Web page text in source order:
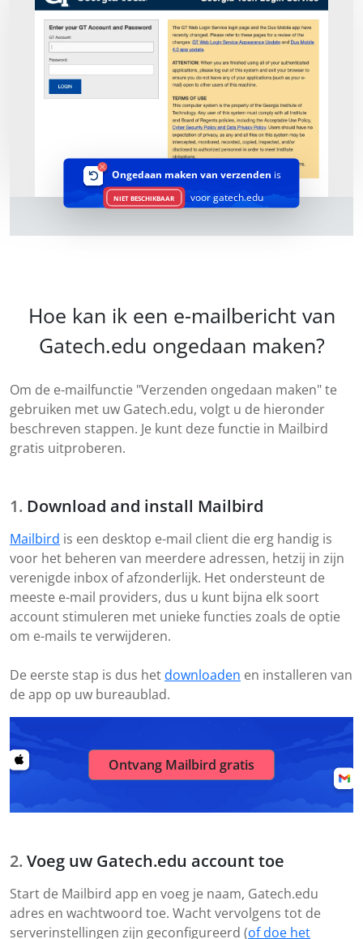
Ongedaan maken van verzenden is
NIET BESCHIKBAAR voor gatech.edu
Hoe kan ik een e-mailbericht van
Gatech.edu ongedaan maken?
Om de e-mailfunctie "Verzenden ongedaan maken" te
gebruiken met uw Gatech.edu, volgt u de hieronder
beschreven stappen. Je kunt deze functie in Mailbird
gratis uitproberen.
Download and install Mailbird
Mailbird is een desktop e-mail client die erg handig is
voor het beheren van meerdere adressen, hetzij in zijn
verenigde inbox of afzonderlijk. Het ondersteunt de
meeste e-mail providers, dus u kunt bijna elk soort
account stimuleren met unieke functies zoals de optie
om e-mails te verwijderen.
De eerste stap is dus het downloaden en installeren van
de app op uw bureaublad.
Ontvang Mailbird gratis
Voeg uw Gatech.edu account toe
Start de Mailbird app en voeg je naam, Gatech.edu
adres en wachtwoord toe. Wacht vervolgens tot de
serverinstellingen zijn geconfigureerd (of doe het